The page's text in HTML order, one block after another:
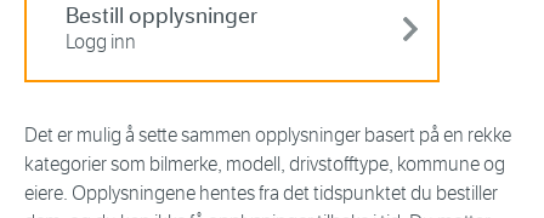
Bestill opplysninger
Logg inn
Det er mulig å sette sammen opplysninger basert på en rekke
kategorier som bilmerke, modell, drivstofftype, kommune og
eiere. Opplysningene hentes fra det tidspunktet du bestiller